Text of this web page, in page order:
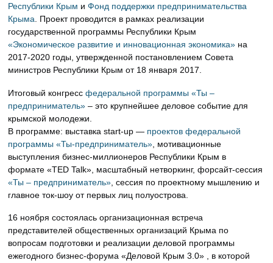
Республики Крым иФонд поддержки предпринимательства
Крыма . Проект проводится в рамках реализации
государственной программы Республики Крым
«Экономическое развитие и инновационная экономика» на
2017-2020 годы, утвержденной постановлением Совета
министров Республики Крым от 18 января 2017.
Итоговый конгрессфедеральной программы «Ты –
предприниматель» – это крупнейшее деловое событие для
крымской молодежи.
В программе: выставка start-up — проектов федеральной
программы «Ты-предприниматель» , мотивационные
выступления бизнес-миллионеров Республики Крым в
формате «TED Talk», масштабный нетворкинг, форсайт-сессия
«Ты – предприниматель» , сессия по проектному мышлению и
главное ток-шоу от первых лиц полуострова.
16 ноября состоялась организационная встреча
представителей общественных организаций Крыма по
вопросам подготовки и реализации деловой программы
ежегодного бизнес-форума «Деловой Крым 3.0» , в которой